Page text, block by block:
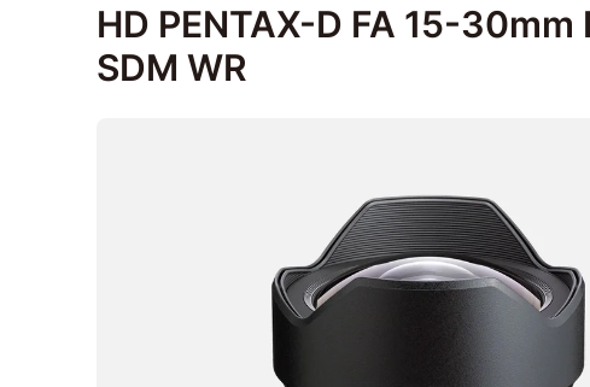
Software
Fan-Produkte
HD PENTAX-D FA 15-30mm
SDM WR